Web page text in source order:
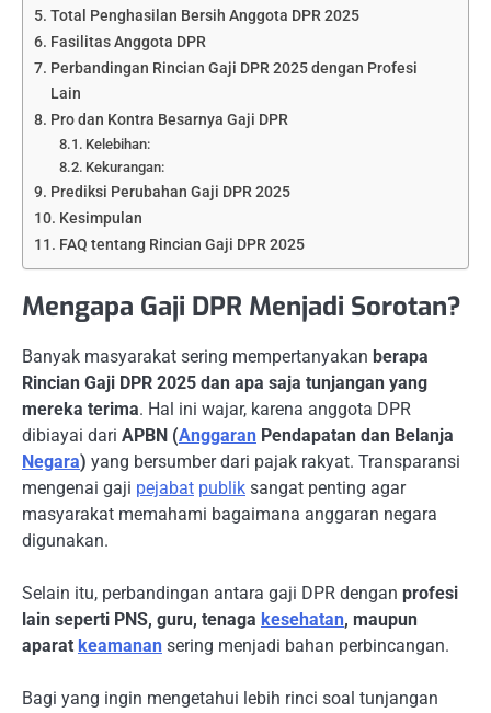
Total Penghasilan Bersih Anggota DPR 2025
Fasilitas Anggota DPR
Perbandingan Rincian Gaji DPR 2025 dengan Profesi
Lain
Pro dan Kontra Besarnya Gaji DPR
Kelebihan:
Kekurangan:
Prediksi Perubahan Gaji DPR 2025
Kesimpulan
FAQ tentang Rincian Gaji DPR 2025
Mengapa Gaji DPR Menjadi Sorotan?
Banyak masyarakat sering mempertanyakan berapa
Rincian Gaji DPR 2025 dan apa saja tunjangan yang
mereka terima. Hal ini wajar, karena anggota DPR
dibiayai dari APBN (Anggaran Pendapatan dan Belanja
Negara) yang bersumber dari pajak rakyat. Transparansi
mengenai gaji pejabat publik sangat penting agar
masyarakat memahami bagaimana anggaran negara
digunakan.
Selain itu, perbandingan antara gaji DPR dengan profesi
lain seperti PNS, guru, tenaga kesehatan, maupun
aparat keamanan sering menjadi bahan perbincangan.
Bagi yang ingin mengetahui lebih rinci soal tunjangan